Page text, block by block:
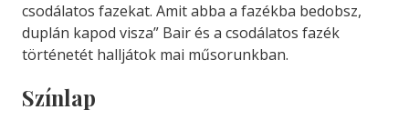
csodálatos fazekat. Amit abba a fazékba bedobsz,
duplán kapod visza” Bair és a csodálatos fazék
történetét halljátok mai műsorunkban.
Színlap